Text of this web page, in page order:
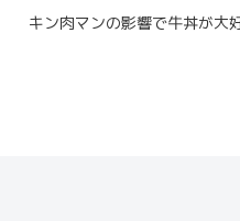
キン肉マンの影響で牛丼が大